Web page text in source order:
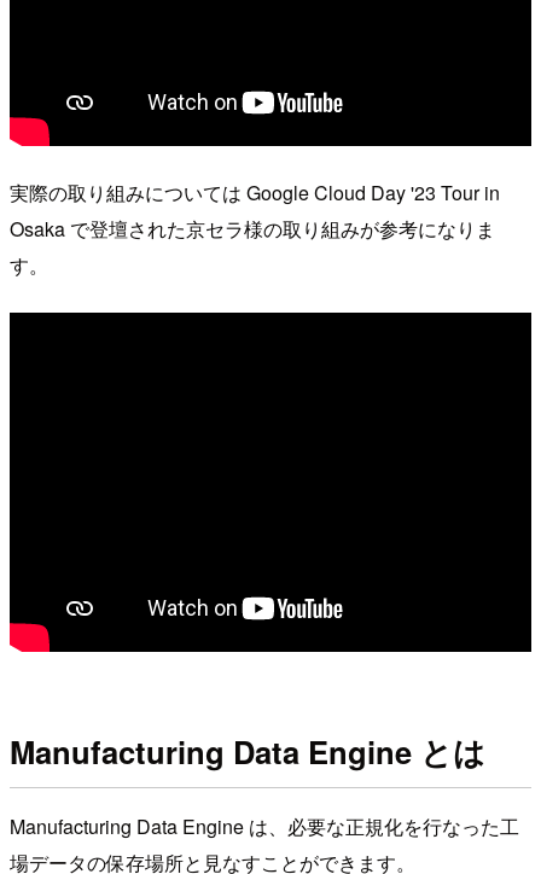
実際の取り組みについては Google Cloud Day '23 Tour in
Osaka で登壇された京セラ様の取り組みが参考になりま
す。
Manufacturing Data Engine とは
Manufacturing Data Engine は、必要な正規化を行なった工
場データの保存場所と見なすことができます。